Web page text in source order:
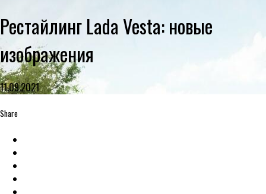
Рестайлинг Lada Vesta: новые
изображения
11.09.2021
Share